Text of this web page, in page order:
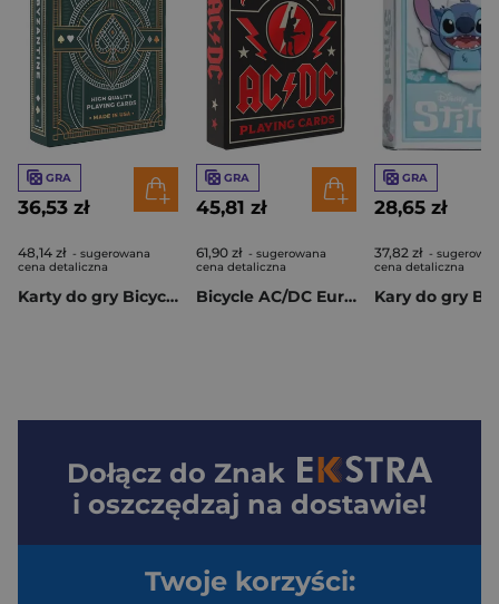
GRA
36,53 zł
48,14 zł - sugerowana
cena detaliczna
Karty do gry Bicycle Byzantine
GRA
45,81 zł
61,90 zł - sugerowana
cena detaliczna
Bicycle AC/DC Europe CS24 IN6
GRA
28,65 zł
37,82 zł -
cena detaliczna
Dołącz do Znak
i oszczędzaj na dostawie!
Twoje korzyści: